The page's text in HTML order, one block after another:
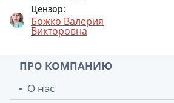
Цензор:
Божко Валерия
Викторовна
ПРО КОМПАНИЮ
О нас